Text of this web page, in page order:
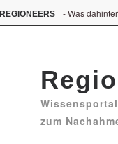
REGIONEERS - Was
zum